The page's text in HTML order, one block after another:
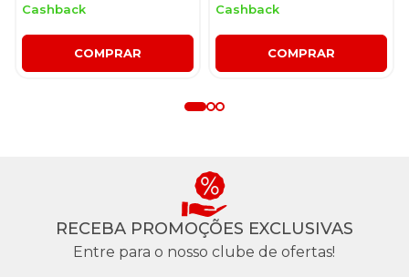
Cashback
COMPRAR
Cashback
COMPRAR
RECEBA PROMOÇÕES EXCLUSIVAS
Entre para o nosso clube de ofertas!